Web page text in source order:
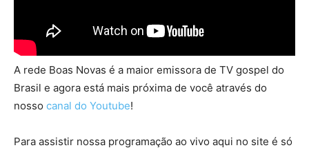
A rede Boas Novas é a maior emissora de TV gospel do
Brasil e agora está mais próxima de você através do
nosso canal do Youtube!
Para assistir nossa programação ao vivo aqui no site é só